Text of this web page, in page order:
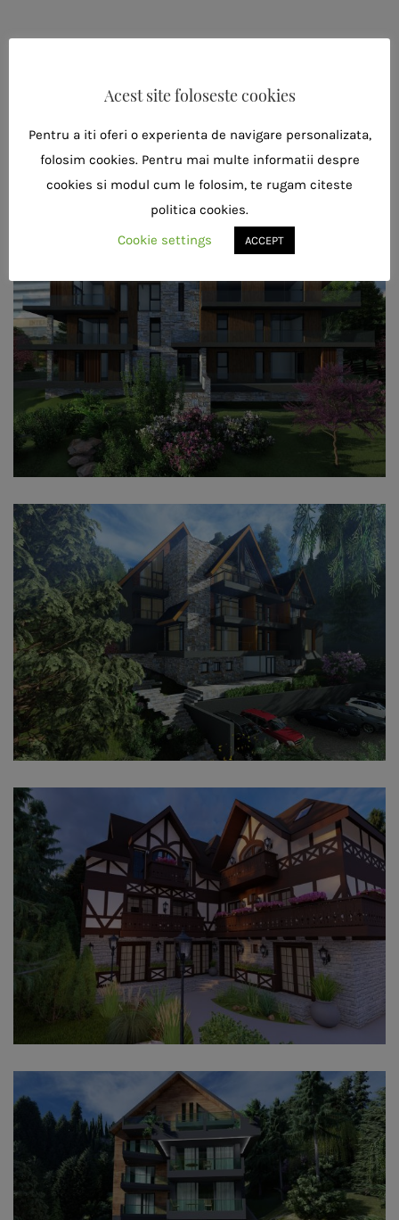
Related Projects
Acest site foloseste cookies
Pentru a iti oferi o experienta de navigare personalizata,
folosim cookies. Pentru mai multe informatii despre
cookies si modul cum le folosim, te rugam citeste
politica cookies.
Cookie settings
ACCEPT